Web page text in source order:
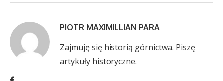
PIOTR MAXIMILLIAN PARA
Zajmuję się historią górnictwa. Piszę
artykuły historyczne.